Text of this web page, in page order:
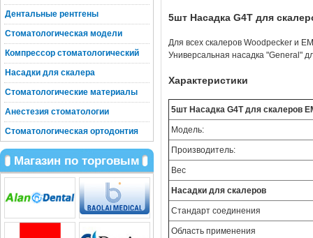
5шт Насадка G4T для
Для всех скалеров Woodpecker и
Универсальная насадка "General"
Характеристики
5шт Насадка G4T для скалеров
Модель:
Производитель:
Вес
Насадки для скалеров
Стандарт соединения
Область применения
Дентальные рентгены
Стоматологическая модели
Компрессор стоматологический
Насадки для скалера
Стоматологические материалы
Анестезия стоматологии
Стоматологическая ортодонтия
Магазин по торговым